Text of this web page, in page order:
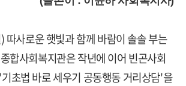
따사로운 햇빛과 함께 바람이 솔솔 부는
합사회복지관은 작년에 이어 빈곤사회
초법 바로 세우기 공동행동 거리상담'을